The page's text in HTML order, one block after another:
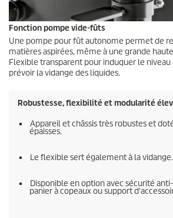
Fonction pompe vide-fûts
Une pompe pour fût autonome permet de
matières aspirées, même à une grande
Flexible transparent pour induquer le
prévoir la vidange des liquides.
Robustesse, flexibilité et modularité
Appareil et châssis très robustes et
épaisses.
Le flexible sert également à la vidange.
Disponible en option avec sécurité
panier à copeaux ou support